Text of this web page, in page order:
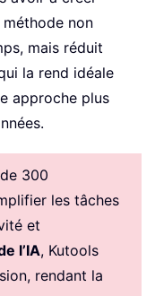
non
mais réduit
la rend idéale
approche plus
300
les tâches
et
l’IA, Kutools
rendant la